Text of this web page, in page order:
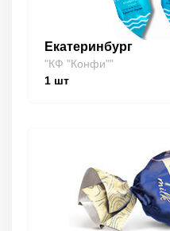
Екатеринбург
"КФ "Конфи""
1 шт